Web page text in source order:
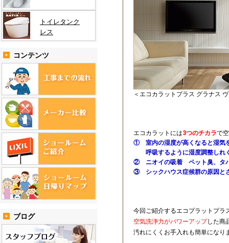
＜エコカラットプラス グラナス
エコカラットには3つのチカラで
① 室内の湿度が高くなると湿気
呼吸するように湿度調整しれ
② ニオイの吸着 ペット臭、タバ
③ シックハウス症候群の原因と
今回ご紹介するエコプラットプラ
空気洗浄力がパワーアップした商
汚れにくくお手入れも簡単になり
トイレタンク
レス
コンテンツ
ブログ